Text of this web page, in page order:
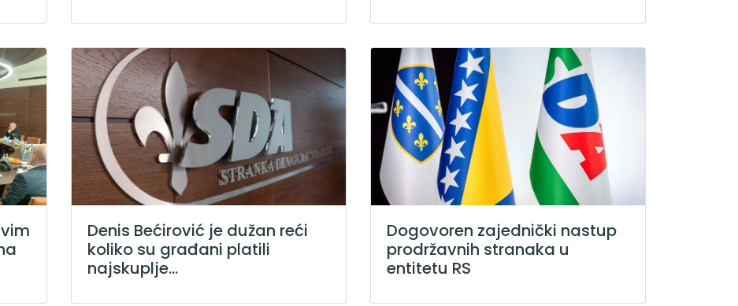
Denis Bećirović je dužan reći
koliko su građani platili
najskuplje...
Dogovoren zajednički nastup
prodržavnih stranaka u
entitetu RS